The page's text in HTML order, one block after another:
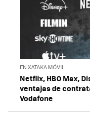
EN XATAKA MÓVIL
Netflix, HBO Max,
ventajas de
Vodafone